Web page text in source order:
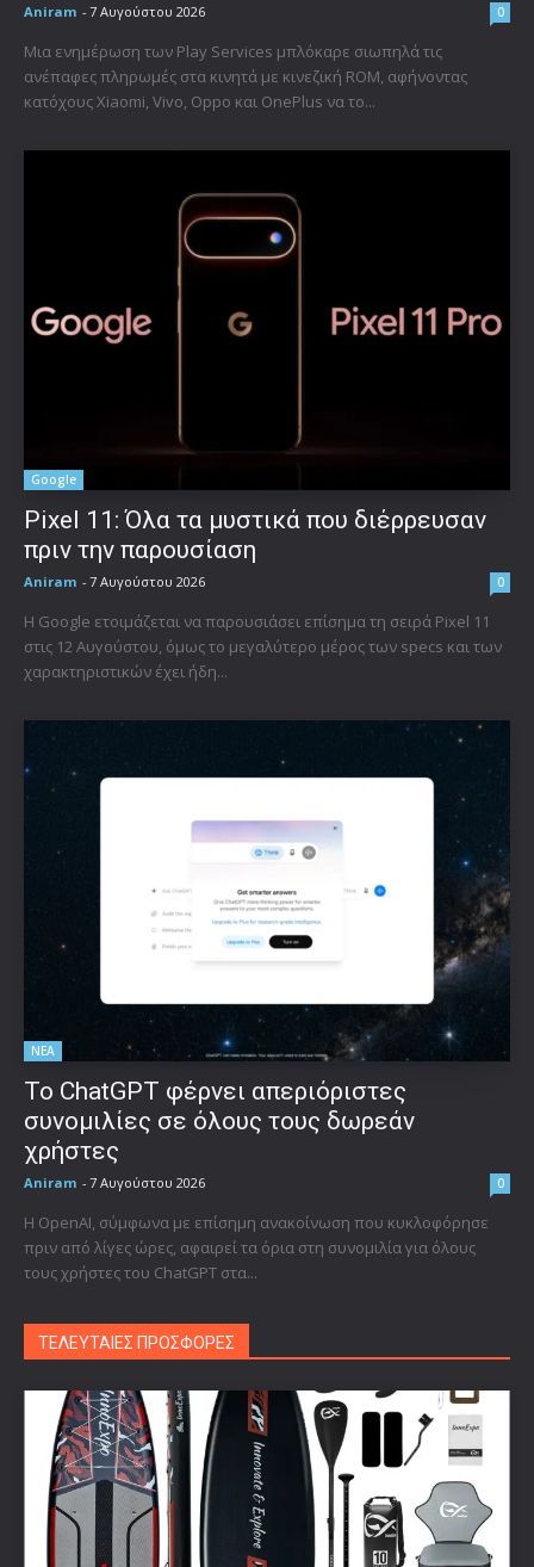
Aniram - 7 Αυγούστου 2026 0
Μια ενημέρωση των Play Services μπλόκαρε σιωπηλά τις
ανέπαφες πληρωμές στα κινητά με κινεζική ROM, αφήνοντας
κατόχους Xiaomi, Vivo, Oppo και OnePlus να το...
Google
Pixel 11: Όλα τα μυστικά που διέρρευσαν
πριν την παρουσίαση
Aniram - 7 Αυγούστου 2026 0
Η Google ετοιμάζεται να παρουσιάσει επίσημα τη σειρά Pixel 11
στις 12 Αυγούστου, όμως το μεγαλύτερο μέρος των specs και των
χαρακτηριστικών έχει ήδη...
ΝΕΑ
Το ChatGPT φέρνει απεριόριστες
συνομιλίες σε όλους τους δωρεάν
χρήστες
Aniram - 7 Αυγούστου 2026 0
Η OpenAI, σύμφωνα με επίσημη ανακοίνωση που κυκλοφόρησε
πριν από λίγες ώρες, αφαιρεί τα όρια στη συνομιλία για όλους
τους χρήστες του ChatGPT στα...
ΤΕΛΕΥΤΑΙΕΣ ΠΡΟΣΦΟΡΕΣ